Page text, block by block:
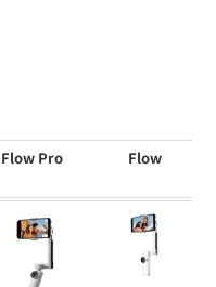
Flow Pro Flow